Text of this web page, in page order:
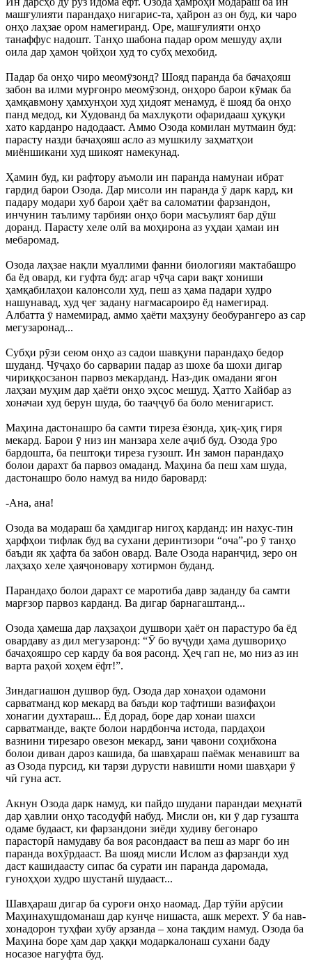
машғулияти парандаҳо нигарис-та, ҳайрон аз он буд, ки чаро
онҳо лаҳзае ором намегиранд. Оре, машғулияти онҳо
танаффус надошт. Танҳо шабона падар ором мешуду аҳли
оила дар ҳамон ҷойҳои худ то субҳ мехобид.
Падар ба онҳо чиро меомӯзонд? Шояд паранда ба бачаҳояш
забон ва илми мурғонро меомӯзонд, онҳоро барои кӯмак ба
ҳамқавмону ҳамхунҳои худ ҳидоят менамуд, ё шояд ба онҳо
панд медод, ки Худованд ба махлуқоти офаридааш ҳуқуқи
хато карданро надодааст. Аммо Озода комилан мутмаин буд:
парасту назди бачаҳояш асло аз мушкилу заҳматҳои
миёншикани худ шикоят намекунад.
Ҳамин буд, ки рафтору аъмоли ин паранда намунаи ибрат
гардид барои Озода. Дар мисоли ин паранда ӯ дарк кард, ки
падару модари хуб барои ҳаёт ва саломатии фарзандон,
инчунин таълиму тарбияи онҳо бори масъулият бар дӯш
доранд. Парасту хеле олӣ ва моҳирона аз уҳдаи ҳамаи ин
мебаромад.
Озода лаҳзае нақли муаллими фанни биологияи мактабашро
ба ёд овард, ки гуфта буд: агар чӯҷа сари вақт хониши
ҳамқабилаҳои калонсоли худ, пеш аз ҳама падари худро
нашунавад, худ ҷеғ задану нағмасароиро ёд намегирад.
Албатта ӯ намемирад, аммо ҳаёти маҳзуну беобурангеро аз сар
мегузаронад...
Субҳи рӯзи сеюм онҳо аз садои шавқуни парандаҳо бедор
шуданд. Чӯҷаҳо бо сарварии падар аз шохе ба шохи дигар
чириққосзанон парвоз мекарданд. Наз-дик омадани ягон
лаҳзаи муҳим дар ҳаёти онҳо эҳсос мешуд. Ҳатто Хайбар аз
хоначаи худ берун шуда, бо тааҷҷуб ба боло менигарист.
Маҳина дастонашро ба самти тиреза ёзонда, ҳиқ-ҳиқ гиря
мекард. Барои ӯ низ ин манзара хеле аҷиб буд. Озода ӯро
бардошта, ба пештоқи тиреза гузошт. Ин замон парандаҳо
болои дарахт ба парвоз омаданд. Маҳина ба пеш хам шуда,
дастонашро боло намуд ва нидо баровард:
-Ана, ана!
Озода ва модараш ба ҳамдигар нигоҳ карданд: ин нахус-тин
ҳарфҳои тифлак буд ва сухани деринтизори “оча”-ро ӯ танҳо
баъди як ҳафта ба забон овард. Вале Озода наранҷид, зеро он
лаҳзаҳо хеле ҳаяҷоновару хотирмон буданд.
Парандаҳо болои дарахт се маротиба давр заданду ба самти
марғзор парвоз карданд. Ва дигар барнагаштанд...
Озода ҳамеша дар лаҳзаҳои душвори ҳаёт он парастуро ба ёд
овардаву аз дил мегузаронд: “Ӯ бо вуҷуди ҳама душвориҳо
бачаҳояшро сер карду ба воя расонд. Ҳеҷ гап не, мо низ аз ин
варта раҳоӣ хоҳем ёфт!”.
Зиндагиашон душвор буд. Озода дар хонаҳои одамони
сарватманд кор мекард ва баъди кор тафтиши вазифаҳои
хонагии духтараш... Ёд дорад, боре дар хонаи шахси
сарватманде, вақте болои нардбонча истода, пардаҳои
вазнини тирезаро овезон мекард, зани ҷавони соҳибхона
болои диван дароз кашида, ба шавҳараш паёмак менавишт ва
аз Озода пурсид, ки тарзи дурусти навишти номи шавҳари ӯ
чӣ гуна аст.
Акнун Озода дарк намуд, ки пайдо шудани парандаи меҳнатӣ
дар ҳавлии онҳо тасодуфӣ набуд. Мисли он, ки ӯ дар гузашта
одаме будааст, ки фарзандони зиёди худиву бегонаро
парасторӣ намудаву ба воя расондааст ва пеш аз марг бо ин
паранда вохӯрдааст. Ва шояд мисли Ислом аз фарзанди худ
даст кашидаасту сипас ба сурати ин паранда даромада,
гуноҳҳои худро шустанӣ шудааст...
Шавҳараш дигар ба суроғи онҳо наомад. Дар тӯйи арӯсии
Маҳинахушдоманаш дар кунҷе нишаста, ашк мерехт. Ӯ ба нав-
хонадорон туҳфаи хубу арзанда – хона тақдим намуд. Озода ба
Маҳина боре ҳам дар ҳаққи модаркалонаш сухани баду
носазое нагуфта буд.